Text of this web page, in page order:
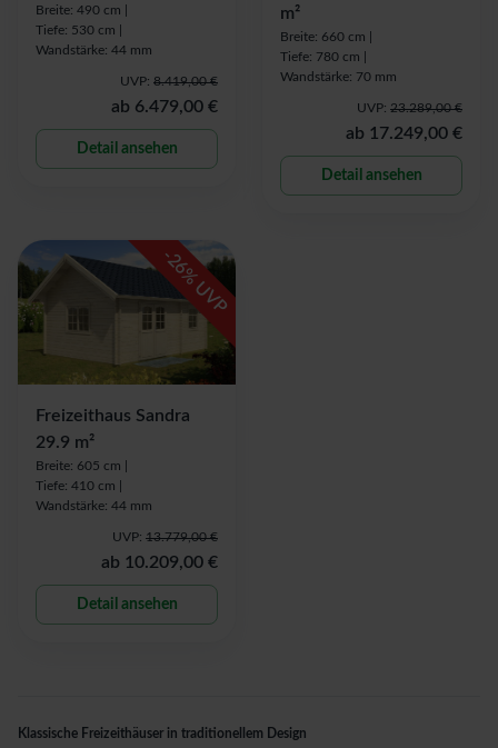
Breite: 490 cm |
Tiefe: 530 cm |
Wandstärke: 44 mm
UVP: 8.419,00 €
ab 6.479,00 €
Detail ansehen
m²
Breite: 660 cm |
Tiefe: 780 cm |
Wandstärke: 70 mm
UVP: 23.289,00 €
ab 17.249,00 €
Detail ansehen
-
26
% UVP
Freizeithaus Sandra
29.9 m²
Breite: 605 cm |
Tiefe: 410 cm |
Wandstärke: 44 mm
UVP: 13.779,00 €
ab 10.209,00 €
Detail ansehen
Klassische Freizeithäuser in traditionellem Design